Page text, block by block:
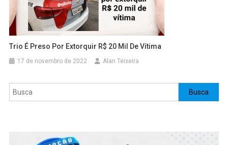
Trio É Preso Por Extorquir R$ 20 Mil De Vítima
17 de novembro de 2022 Alan Teixeira
Pesquisar Busca